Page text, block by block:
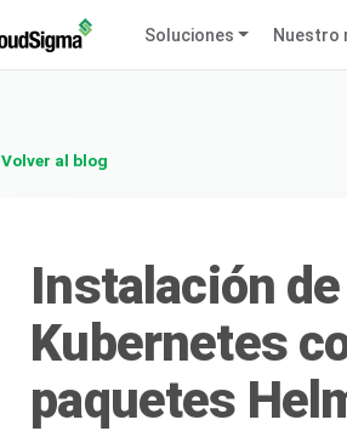
Soluciones Nuestro
Volver al blog
Instalación
Kubernetes
paquetes